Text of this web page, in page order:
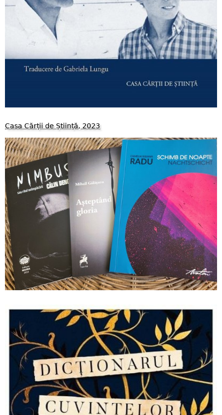
Casa Cărții de Știință, 2023